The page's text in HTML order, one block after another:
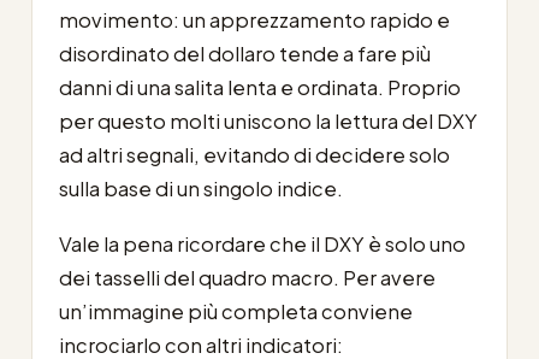
movimento: un apprezzamento rapido e
disordinato del dollaro tende a fare più
danni di una salita lenta e ordinata. Proprio
per questo molti uniscono la lettura del DXY
ad altri segnali, evitando di decidere solo
sulla base di un singolo indice.
Vale la pena ricordare che il DXY è solo uno
dei tasselli del quadro macro. Per avere
un’immagine più completa conviene
incrociarlo con altri indicatori: